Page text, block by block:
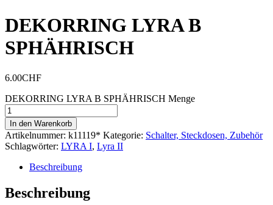
DEKORRING LYRA B
SPHÄHRISCH
6.00CHF
DEKORRING LYRA B SPHÄHRISCH Menge
In den Warenkorb
Artikelnummer: k11119* Kategorie: Schalter, Steckdosen, Zubehör
Schlagwörter: LYRA I, Lyra II
Beschreibung
Beschreibung